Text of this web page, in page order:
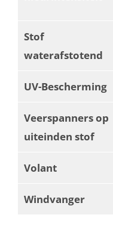
Stof
waterafstotend
UV-Bescherming
Veerspanners op
uiteinden stof
Volant
Windvanger